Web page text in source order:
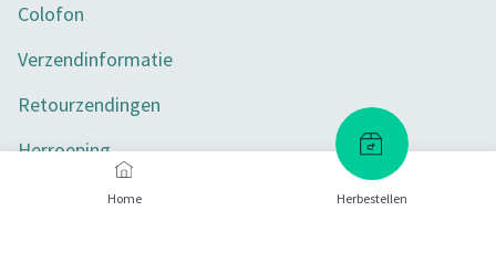
Home Herbestellen
Colofon
Verzendinformatie
Retourzendingen
Herroeping
Toegankelijkheid